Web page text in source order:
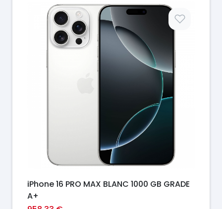
iPhone 16 PRO MAX BLANC 1000 GB GRADE
A+